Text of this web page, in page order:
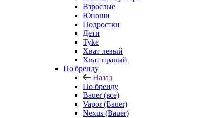
Взрослые
Юноши
Подростки
Дети
Tyke
Хват левый
Хват правый
По бренду
Назад
По бренду
Bauer (все)
Vapor (Bauer)
Nexus (Bauer)